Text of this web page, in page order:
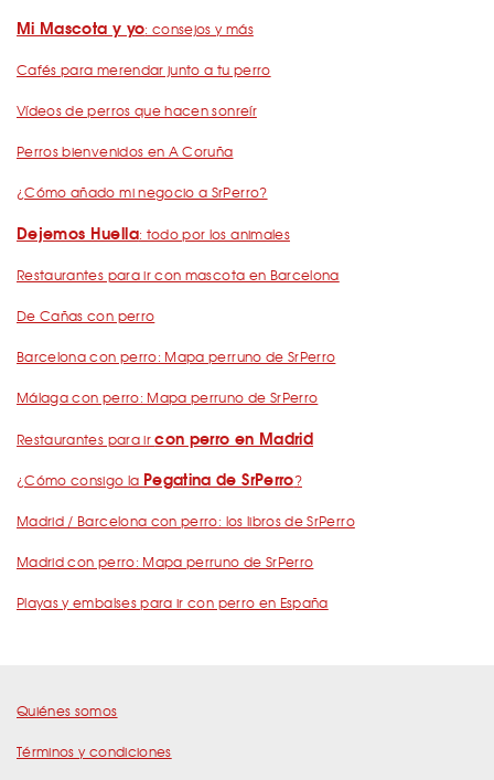
Mi Mascota y yo: consejos y más
Cafés para merendar junto a tu perro
Vídeos de perros que hacen sonreír
Perros bienvenidos en A Coruña
¿Cómo añado mi negocio a SrPerro?
Dejemos Huella: todo por los animales
Restaurantes para ir con mascota en Barcelona
De Cañas con perro
Barcelona con perro: Mapa perruno de SrPerro
Málaga con perro: Mapa perruno de SrPerro
Restaurantes para ircon perro en Madrid
¿Cómo consigo la Pegatina de SrPerro?
Madrid / Barcelona con perro: los libros de SrPerro
Madrid con perro: Mapa perruno de SrPerro
Playas y embalses para ir con perro en España
Quiénes somos
Términos y condiciones